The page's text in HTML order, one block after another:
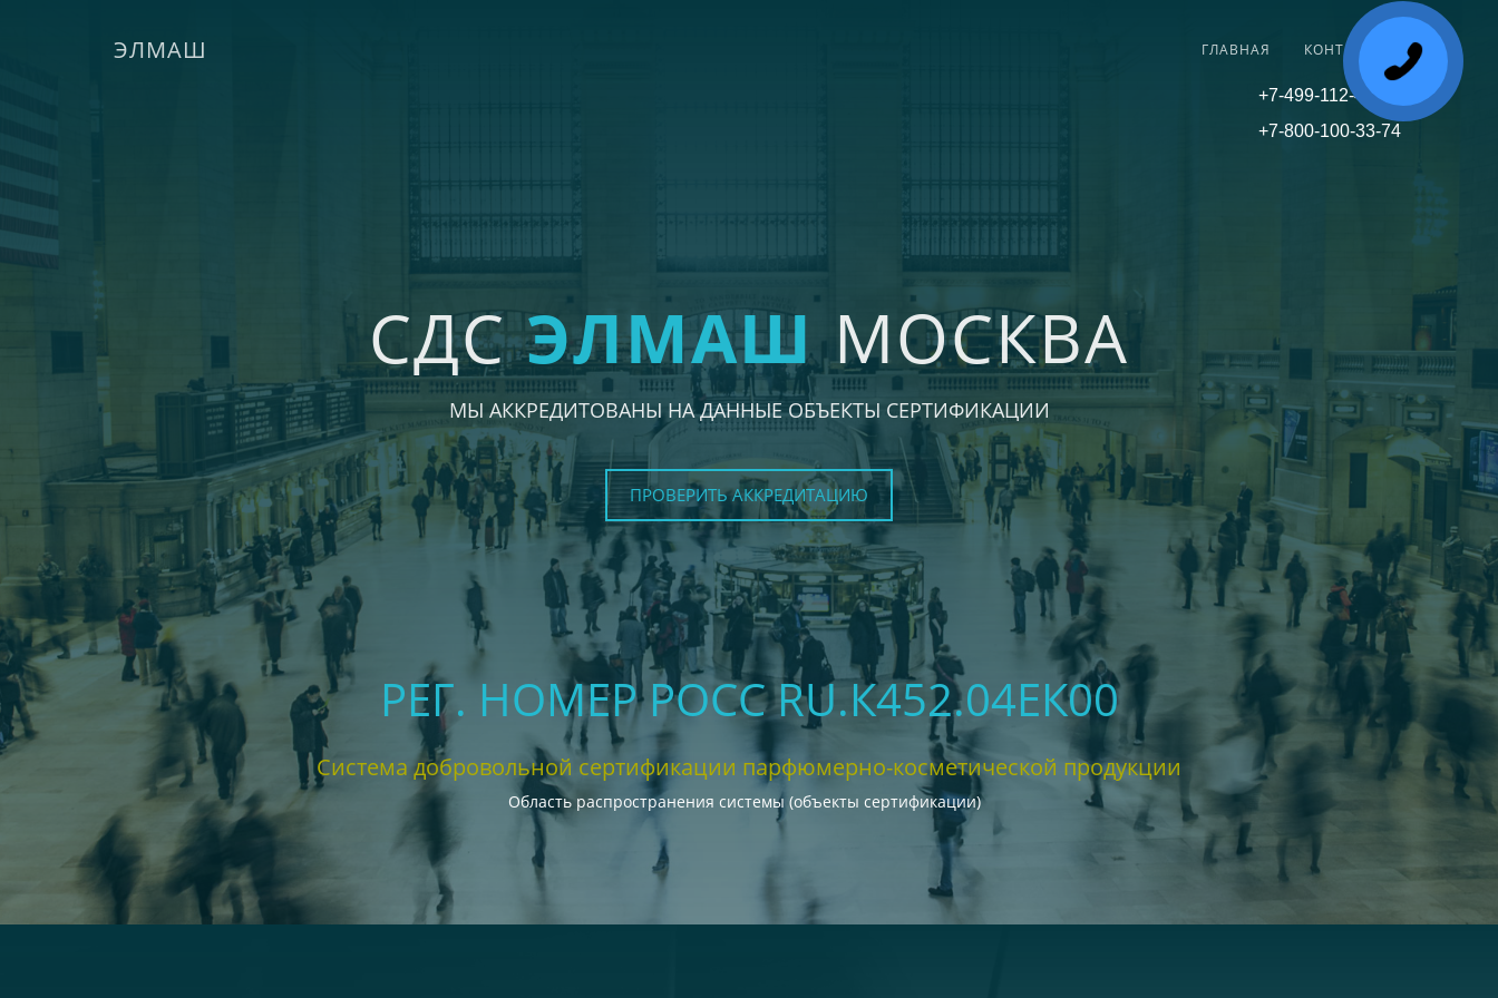
ЭЛМАШ ГЛАВНАЯ КОНТАКТЫ
СДСЭЛМАШМОСКВА
МЫ АККРЕДИТОВАНЫ НА ДАННЫЕ ОБЪЕКТЫ СЕРТИФИКАЦИИ
ПРОВЕРИТЬ АККРЕДИТАЦИЮ
РЕГ. НОМЕР РОСС RU.К452.04ЕК00
Система добровольной сертификации парфюмерно-косметической продукции
Область распространения системы (объекты сертификации)
+7-499-112-45-81
+7-800-100-33-74